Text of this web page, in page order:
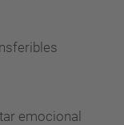
emocional